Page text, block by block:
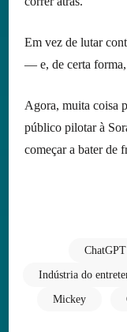
Em vez de lutar
— e, de certa
Agora, muita coisa
público pilotar à
começar a bater de
ChatGPT
Indústria do
Mickey